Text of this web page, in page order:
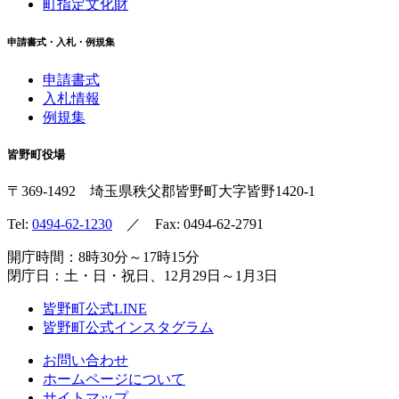
町指定文化財
申請書式・入札・例規集
申請書式
入札情報
例規集
皆野町役場
〒369-1492 埼玉県秩父郡皆野町 大字皆野1420-1
Tel: 0494-62-1230 ／ Fax: 0494-62-2791
開庁時間：8時30分～17時15分
閉庁日：土・日・祝日、12月29日～1月3日
皆野町公式LINE
皆野町公式インスタグラム
お問い合わせ
ホームページについて